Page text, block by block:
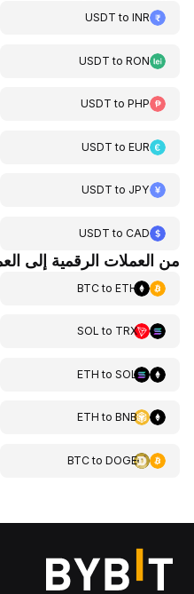
USDT toINR
USDT toRON
USDT toPHP
USDT toEUR
USDT toJPY
USDT toCAD
من العملات الرقمية إلى
BTCtoETH
SOL to TRX
ETH toSOL
ETH toBNB
BTCtoDOGE